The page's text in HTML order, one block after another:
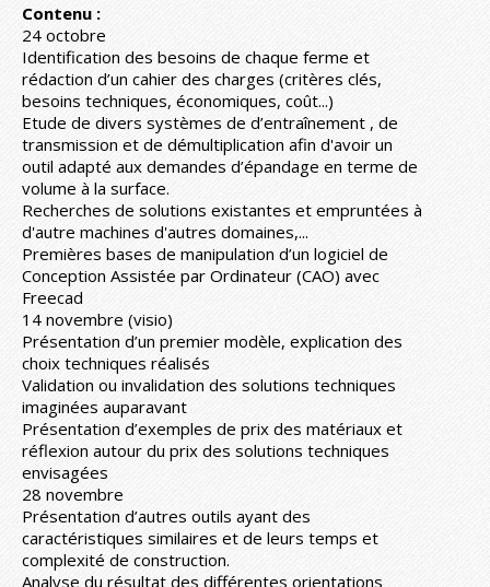
Contenu :
24 octobre
Identification des besoins de chaque ferme et
rédaction d’un cahier des charges (critères clés,
besoins techniques, économiques, coût...)
Etude de divers systèmes de d’entraînement , de
transmission et de démultiplication afin d'avoir un
outil adapté aux demandes d’épandage en terme de
volume à la surface.
Recherches de solutions existantes et empruntées à
d'autre machines d'autres domaines,...
Premières bases de manipulation d’un logiciel de
Conception Assistée par Ordinateur (CAO) avec
Freecad
14 novembre (visio)
Présentation d’un premier modèle, explication des
choix techniques réalisés
Validation ou invalidation des solutions techniques
imaginées auparavant
Présentation d’exemples de prix des matériaux et
réflexion autour du prix des solutions techniques
envisagées
28 novembre
Présentation d’autres outils ayant des
caractéristiques similaires et de leurs temps et
complexité de construction.
Analyse du résultat des différentes orientations